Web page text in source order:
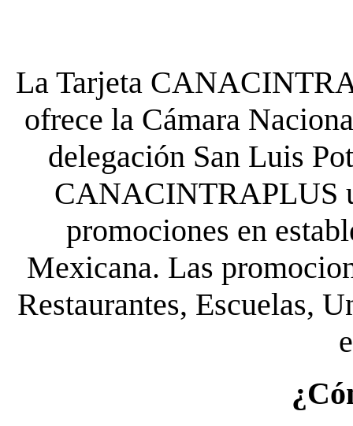
La Tarjeta
ofrece la Cámara
delegación San Luis
CANACINTRAPLUS
promociones en
Mexicana. Las
Restaurantes, Escuelas,